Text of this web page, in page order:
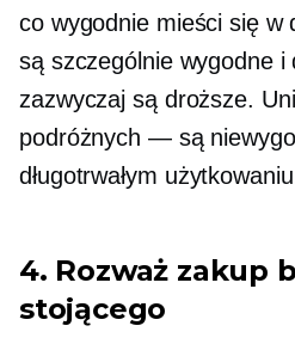
co wygodnie mieści się w
są szczególnie wygodne i
zazwyczaj są droższe.
podróżnych — są
długotrwałym
4. Rozważ zakup
stojącego